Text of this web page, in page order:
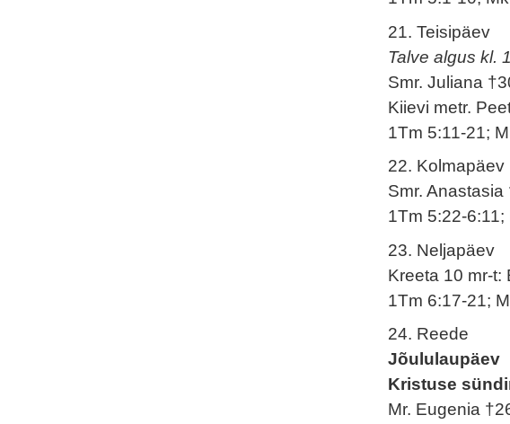
21. Teisipäev
Talve algus kl.
Smr. Juliana
Kiievi metr.
1Tm 5:11-21;
22. Kolmapäev
Smr. Anastasia
1Tm 5:22-6:11;
23. Neljapäev
Kreeta 10 mr-t:
1Tm 6:17-21;
24. Reede
Jõululaupäev
Kristuse
Mr. Eugenia